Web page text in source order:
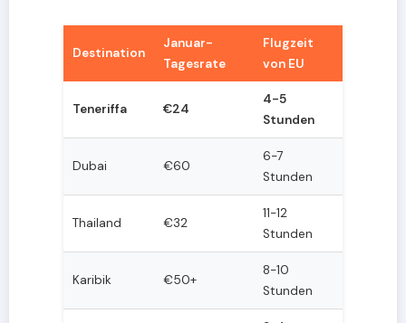
Destination
Januar-
Tagesrate
Flugzeit
von EU
Teneriffa €24
4-5
Stunden
Dubai €60
6-7
Stunden
Thailand €32
11-12
Stunden
Karibik €50+
8-10
Stunden